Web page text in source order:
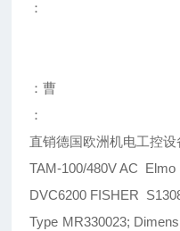
：
：曹
：
直销德国欧洲机电工控设
TAM-100/480V AC
DVC6200 FISHER
Type MR330023;